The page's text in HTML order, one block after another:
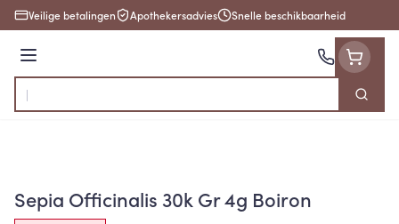
Ga naar de inhoud
Veilige betalingen Apothekersadvies Snelle beschikbaarheid
Menu
Product, merk, categorie...
Zoek
Sepia Officinalis 30k Gr 4g Boiron